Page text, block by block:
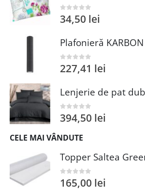
0 out of 5
34,50 lei
Plafonieră
0 out of 5
227,41 lei
0 out of 5
394,50 lei
CELE MAI VÂNDUTE
0 out of 5
165,00 lei